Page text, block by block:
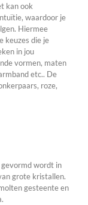
kan ook
waardoor je
Hiermee
keuzes die je
in jou
vormen, maten
etc.. De
roze,
wordt in
grote kristallen.
gesteente en